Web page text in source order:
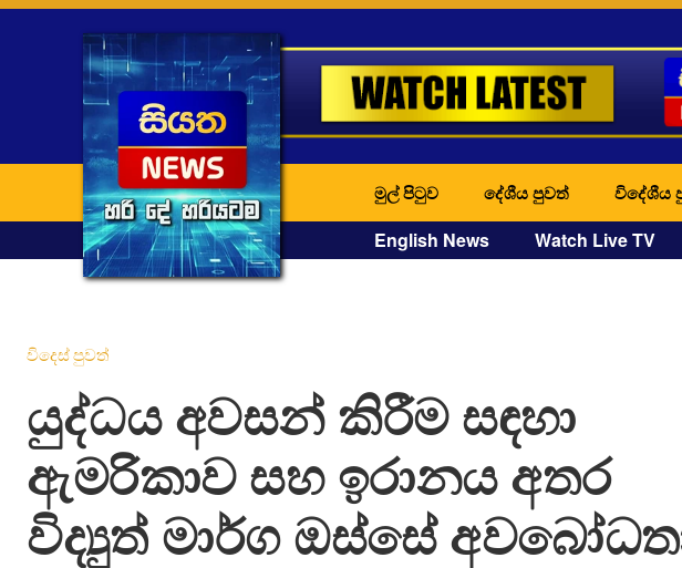
මුල් පිටුව දේශීය පුවත් විදේශීය
English News Watch Live TV
විදෙස් පුවත්
යුද්ධය අවසන් කිරීම සඳහා
ඇමරිකාව සහ ඉරානය අතර
විද්‍යුත් මාර්ග ඔස්සේ